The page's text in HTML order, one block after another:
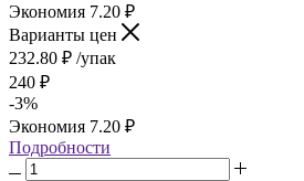
Экономия 7.20 ₽
Варианты цен
232.80 ₽ /упак
240 ₽
-3%
Экономия 7.20 ₽
Подробности